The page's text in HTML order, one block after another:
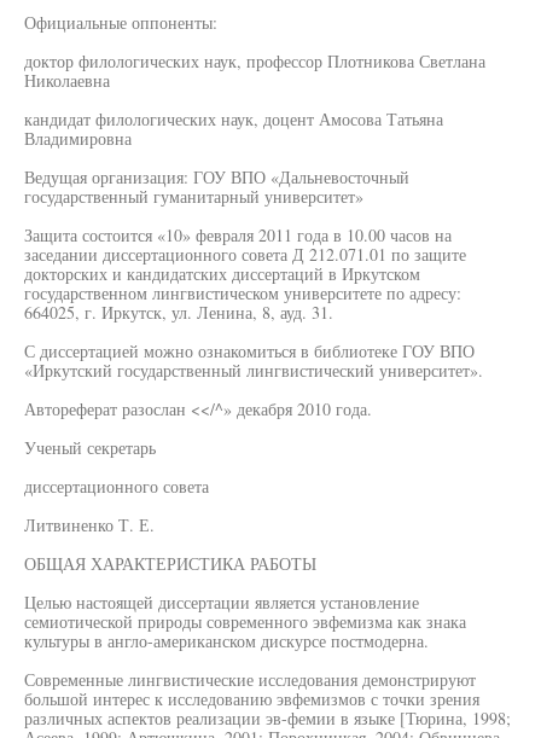
Официальные оппоненты:
доктор филологических наук, профессор Плотникова Светлана
Николаевна
кандидат филологических наук, доцент Амосова Татьяна
Владимировна
Ведущая организация: ГОУ ВПО «Дальневосточный
государственный гуманитарный университет»
Защита состоится «10» февраля 2011 года в 10.00 часов на
заседании диссертационного совета Д 212.071.01 по защите
докторских и кандидатских диссертаций в Иркутском
государственном лингвистическом университете по адресу:
664025, г. Иркутск, ул. Ленина, 8, ауд. 31.
С диссертацией можно ознакомиться в библиотеке ГОУ ВПО
«Иркутский государственный лингвистический университет».
Автореферат разослан <</^» декабря 2010 года.
Ученый секретарь
диссертационного совета
Литвиненко Т. Е.
ОБЩАЯ ХАРАКТЕРИСТИКА РАБОТЫ
Целью настоящей диссертации является установление
семиотической природы современного эвфемизма как знака
культуры в англо-американском дискурсе постмодерна.
Современные лингвистические исследования демонстрируют
большой интерес к исследованию эвфемизмов с точки зрения
различных аспектов реализации эв-фемии в языке [Тюрина, 1998;